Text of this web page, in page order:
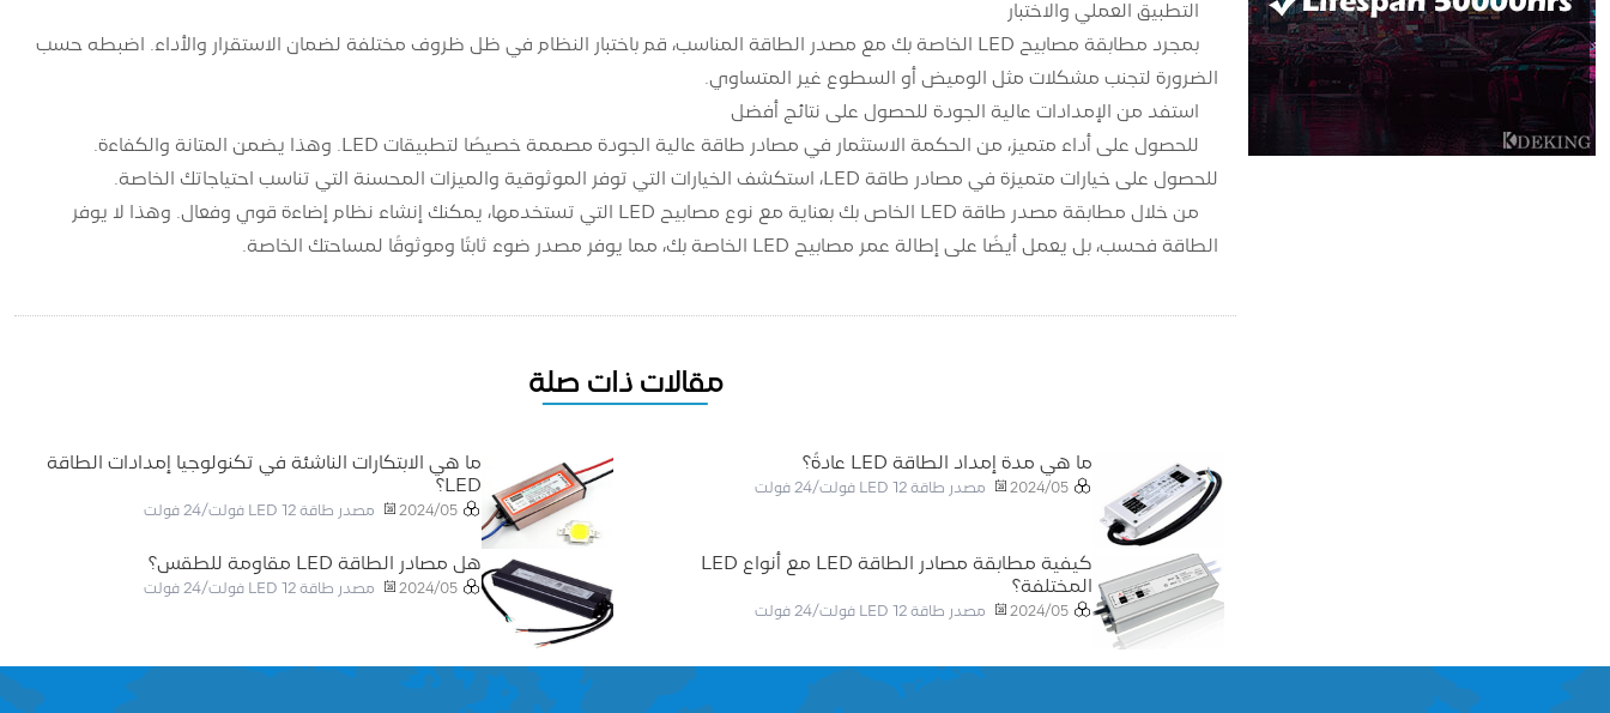
التطبيق العملي والاختبار
بمجرد مطابقة مصابيح LED الخاصة بك مع مصدر الطاقة المناسب، قم باختبار النظام في ظل ظروف مختلفة لضمان الاستقرار والأداء. اضبطه حسب
الضرورة لتجنب مشكلات مثل الوميض أو السطوع غير المتساوي.
استفد من الإمدادات عالية الجودة للحصول على نتائج أفضل
للحصول على أداء متميز، من الحكمة الاستثمار في مصادر طاقة عالية الجودة مصممة خصيصًا لتطبيقات LED. وهذا يضمن المتانة والكفاءة.
للحصول على خيارات متميزة في مصادر طاقة LED، استكشف الخيارات التي توفر الموثوقية والميزات المحسنة التي تناسب احتياجاتك الخاصة.
من خلال مطابقة مصدر طاقة LED الخاص بك بعناية مع نوع مصابيح LED التي تستخدمها، يمكنك إنشاء نظام إضاءة قوي وفعال. وهذا لا يوفر
الطاقة فحسب، بل يعمل أيضًا على إطالة عمر مصابيح LED الخاصة بك، مما يوفر مصدر ضوء ثابتًا وموثوقًا لمساحتك الخاصة.
مقالات ذات صلة
ما هي مدة إمداد الطاقة LED عادةً؟
2024/05 مصدر طاقة LED 12 فولت/24 فولت
ما هي الابتكارات الناشئة في تكنولوجيا إمدادات الطاقة
LED؟
2024/05 مصدر طاقة LED 12 فولت/24 فولت
كيفية مطابقة مصادر الطاقة LED مع أنواع LED
المختلفة؟
2024/05 مصدر طاقة LED 12 فولت/24 فولت
هل مصادر الطاقة LED مقاومة للطقس؟
2024/05 مصدر طاقة LED 12 فولت/24 فولت